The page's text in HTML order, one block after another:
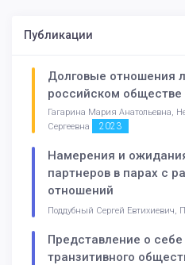
Публикации
Долговые отношения
российском обществе
Гагарина Мария Анатольевна,
Сергеевна
2023
Намерения и
партнеров в парах с
отношений
Поддубный Сергей Евтихиевич,
Представление о себе
транзитивного